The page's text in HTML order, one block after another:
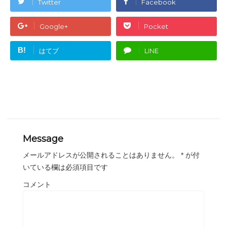
Twitter Facebook
Google+ Pocket
B! はてブ LINE
Message
メールアドレスが公開されることはありません。 * が付
いている欄は必須項目です
コメント